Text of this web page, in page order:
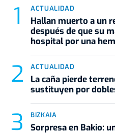
ACTUALIDAD
Hallan muerto a un
después de que su
hospital por una
ACTUALIDAD
La caña pierde
sustituyen por
BIZKAIA
Sorpresa en Bakio: